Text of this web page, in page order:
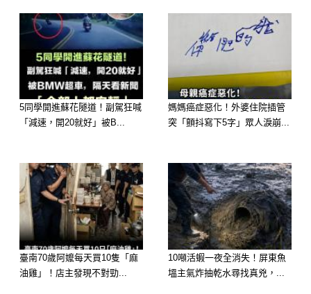
排水變慢
容易回堵
有異味
嚴重甚至整個塞住
很多人以為是馬桶老舊，其實根本是
5同學開進蘇花隧道！副駕狂喊
「減速，開20就好」被B...
媽媽癌症惡化！外婆住院插管
突「顫抖寫下5字」眾人淚崩...
臺南70歲阿嬤每天買10隻「麻
油雞」！店主發現不對勁...
10噸活蝦一夜全消失！屏東魚
塭主氣炸抽乾水尋找真兇，...